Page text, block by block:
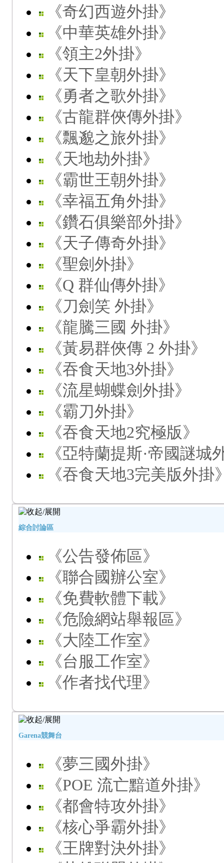
《奇幻西遊外掛》
《中華英雄外掛》
《領主2外掛》
《天下皇朝外掛》
《勇者之歌外掛》
《古龍群俠傳外掛》
《飄邈之旅外掛》
《天地劫外掛》
《霸世王朝外掛》
《幸福五角外掛》
《鑽石俱樂部外掛》
《天子傳奇外掛》
《聖劍外掛》
《Q 群仙傳外掛》
《刀劍笑 外掛》
《龍騰三國 外掛》
《黃易群俠傳 2 外掛》
《吞食天地3外掛》
《流星蝴蝶劍外掛》
《霸刀外掛》
《吞食天地2究極版》
《亞特蘭提斯·帝國謎城
《吞食天地3完美版外掛
綜合討論區
《公告發佈區》
《聯合國辦公室》
《免費軟體下載》
《危險網站舉報區》
《大陸工作室》
《台服工作室》
《作者找代理》
Garena競舞台
《夢三國外掛》
《POE 流亡黯道外掛》
《都會特攻外掛》
《核心爭霸外掛》
《王牌對決外掛》